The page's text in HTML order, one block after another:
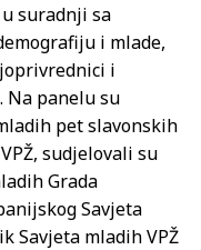
suradnji sa
i mlade,
i
Na panelu su
pet slavonskih
sudjelovali su
Grada
Savjeta
Savjeta mladih VPŽ